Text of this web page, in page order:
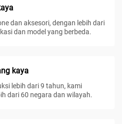
dan aksesori, dengan lebih dari
dan model yang berbeda.
kaya
lebih dari 9 tahun, kami
dari 60 negara dan wilayah.